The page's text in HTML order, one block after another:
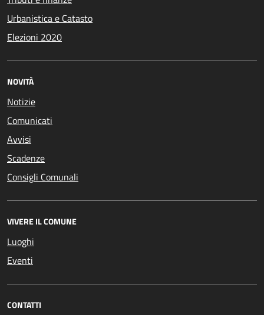
Urbanistica e Catasto
Elezioni 2020
NOVITÀ
Notizie
Comunicati
Avvisi
Scadenze
Consigli Comunali
VIVERE IL COMUNE
Luoghi
Eventi
CONTATTI